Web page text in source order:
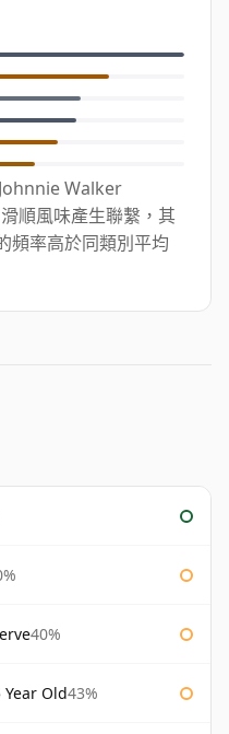
Walker
順風味產生聯繫，其
頻率高於同類別平均
40%
Old43%